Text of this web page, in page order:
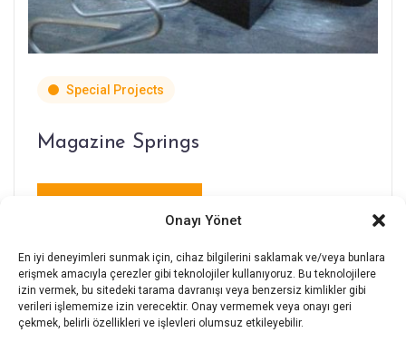
Onayı Yönet
En iyi deneyimleri sunmak için, cihaz bilgilerini saklamak ve/veya bunlara
erişmek amacıyla çerezler gibi teknolojiler kullanıyoruz. Bu teknolojilere
izin vermek, bu sitedeki tarama davranışı veya benzersiz kimlikler gibi
verileri işlememize izin verecektir. Onay vermemek veya onayı geri
çekmek, belirli özellikleri ve işlevleri olumsuz etkileyebilir.
Special Projects
Magazine Springs